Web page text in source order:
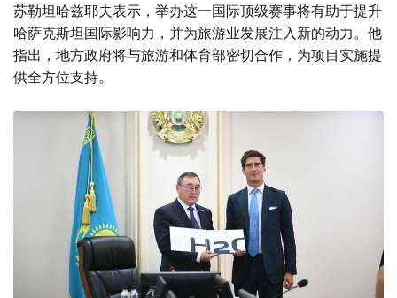
苏勒坦哈兹耶夫表示，举办这一国际顶级赛事将有助于提升
哈萨克斯坦国际影响力，并为旅游业发展注入新的动力。他
指出，地方政府将与旅游和体育部密切合作，为项目实施提
供全方位支持。